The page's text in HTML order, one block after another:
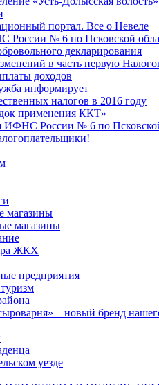
портал. Все о Невеле
№ 6 по Псковской
декларирования
в часть первую
доходов
информирует
налогов в 2016 году
применения ККТ»
ИФНС России № 6 по
магазины
магазины
ЖКХ
предприятия
– новый бренд
уезде